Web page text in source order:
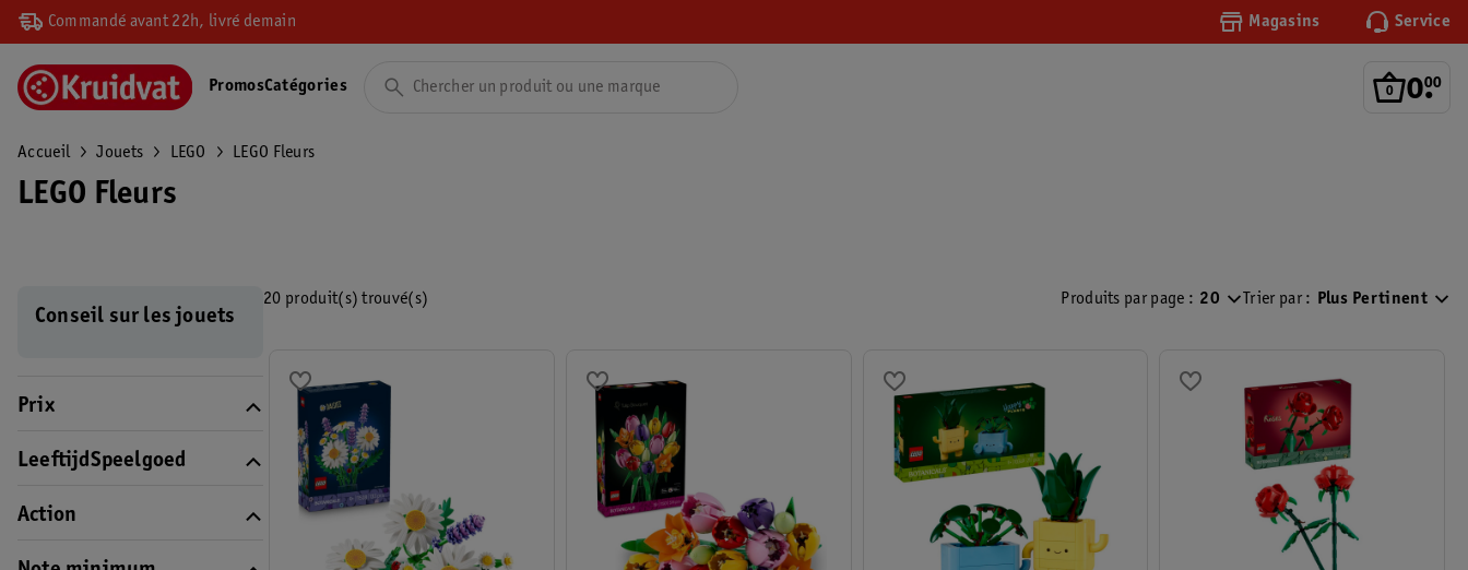
Commandé avant 22h, livré demain Magasins Service
0.
00
PromosCatégories
Accueil Jouets LEGO LEGO Fleurs
LEGO Fleurs
Conseil sur les jouets
Prix
LeeftijdSpeelgoed
Action
20 produit(s) trouvé(s) Produits par page : 20 Trier par : Plus Pertinent